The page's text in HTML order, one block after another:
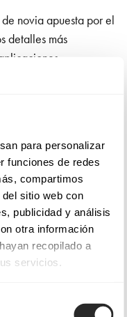
para personalizar
funciones de redes
compartimos
sitio web con
publicidad y análisis
otra información
recopilado a
servicios.
novia apuesta por el
detalles más
lujo. No olvidamos el
y que son un gusto
alta costura Aire
Sentirás
que funden la
a confecciones
amor. Y te gustarán los
en apariencia,